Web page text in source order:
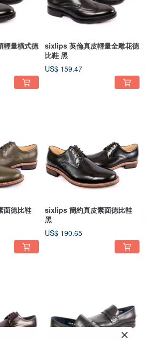
量橫式德
sixlips 英倫真皮輕量全雕花德
比鞋 黑
US$ 159.47
面德比鞋
sixlips 簡約真皮素面德比鞋
黑
US$ 190.65